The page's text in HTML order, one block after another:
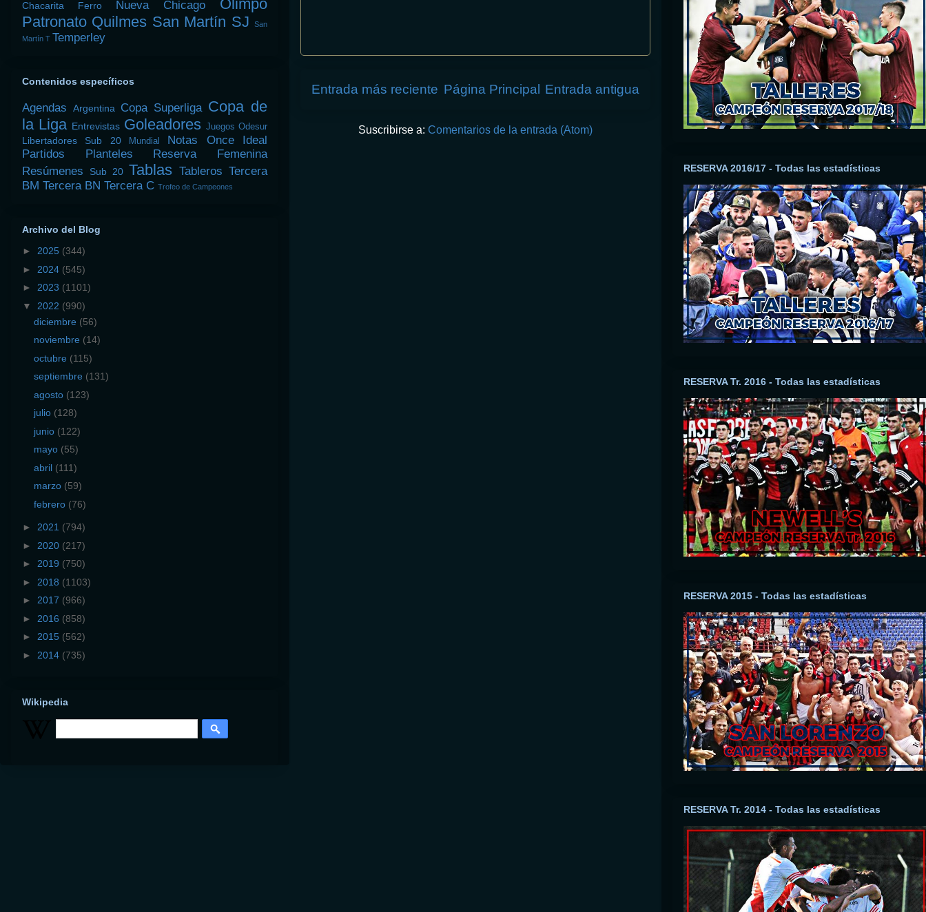
Entrada más reciente Entrada antigua
Página Principal
Suscribirse a: Comentarios de la entrada (Atom)
Chacarita Ferro Nueva Chicago
Olimpo
Patronato Quilmes San Martín SJ
San
Martín T Temperley
Contenidos específicos
Agendas Argentina Copa Superliga Copa de
la Liga Entrevistas Goleadores Juegos Odesur
Libertadores Sub 20 Mundial Notas
Once Ideal
Partidos
Planteles
Reserva Femenina
Resúmenes
Sub 20 Tablas Tableros Tercera
BM Tercera BN Tercera C Trofeo de Campeones
Archivo del Blog
► 2025 (344)
► 2024 (545)
► 2023 (1101)
▼ 2022 (990)
diciembre (56)
noviembre (14)
octubre (115)
septiembre (131)
agosto (123)
julio (128)
junio (122)
mayo (55)
abril (111)
marzo (59)
febrero (76)
► 2021 (794)
► 2020 (217)
► 2019 (750)
► 2018 (1103)
► 2017 (966)
► 2016 (858)
► 2015 (562)
► 2014 (735)
Wikipedia
RESERVA 2016/17 - Todas las estadísticas
RESERVA Tr. 2016 - Todas las estadísticas
RESERVA 2015 - Todas las estadísticas
RESERVA Tr. 2014 - Todas las estadísticas